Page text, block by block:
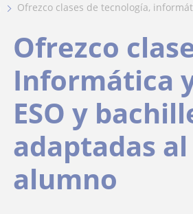
ofrezco clases de tecnología,
Ofrezco
Informática
ESO y
adaptadas
alumno